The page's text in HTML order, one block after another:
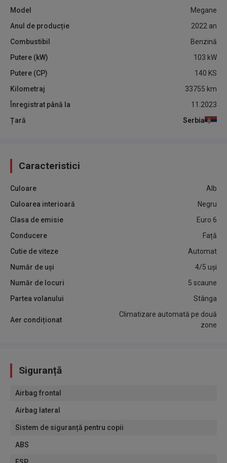
Model
Megane
Anul de producție
2022 an
Combustibil
Benzină
Putere (kW)
103 kW
Putere (CP)
140 KS
Kilometraj
33755 km
Înregistrat până la
11.2023
Țară
Serbia
Caracteristici
Culoare
Alb
Culoarea interioară
Negru
Clasa de emisie
Euro 6
Conducere
Față
Cutie de viteze
Automat
Număr de uși
4/5 uși
Număr de locuri
5 scaune
Partea volanului
Stânga
Aer condiționat
Climatizare automată pe două
zone
Siguranță
Airbag frontal
Airbag lateral
Sistem de siguranță pentru copii
ABS